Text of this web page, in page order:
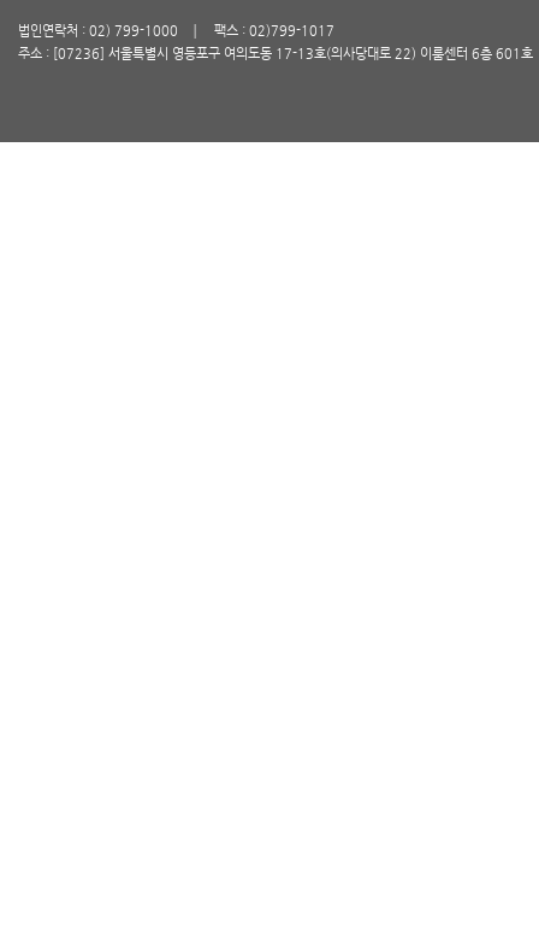
법인연락처 : 02) 799-1000
팩스 : 02)799-1017
주소 : [07236] 서울특별시 영등포구 여의도동 17-13호(의사당대로 22) 이룸센터 6층 601호